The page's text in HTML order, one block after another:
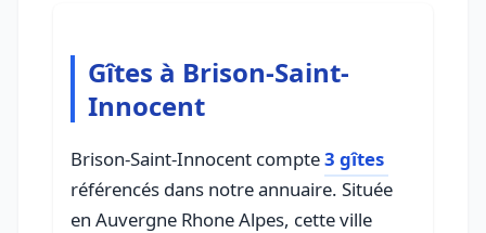
Gîtes à Brison-Saint-
Innocent
Brison-Saint-Innocent compte3 gîtes
référencés dans notre annuaire. Située
en Auvergne Rhone Alpes, cette ville